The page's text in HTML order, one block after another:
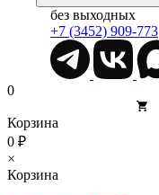
без выходных
+7 (3452) 909-773
0
Корзина
0 ₽
×
Корзина